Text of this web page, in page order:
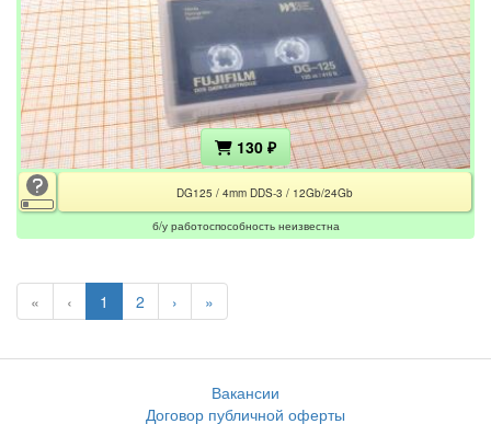
130 ₽
DG125 / 4mm DDS-3 / 12Gb/24Gb
б/у работоспособность неизвестна
« ‹ 1 2 › »
Вакансии
Договор публичной оферты